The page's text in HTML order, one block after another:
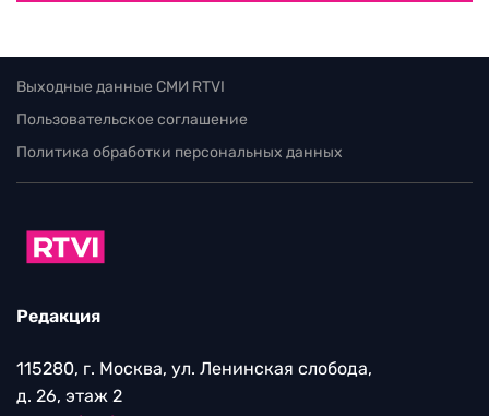
Выходные данные СМИ RTVI
Пользовательское соглашение
Политика обработки персональных данных
Редакция
115280, г. Москва, ул. Ленинская слобода,
д. 26, этаж 2